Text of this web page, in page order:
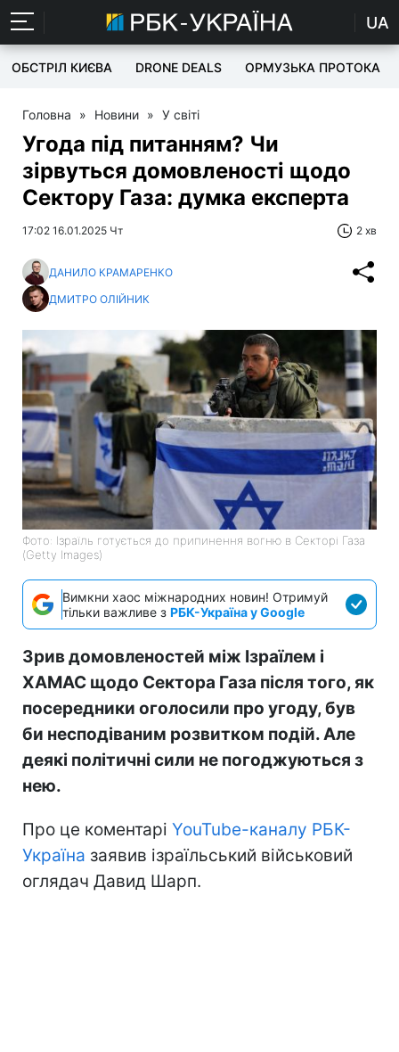
UA
ОБСТРІЛ КИЄВА DRONE DEALS ОРМУЗЬКА ПРОТОКА
Головна » Новини » У світі
Угода під питанням? Чи
зірвуться домовленості щодо
Сектору Газа: думка експерта
17:02 16.01.2025 Чт 2 хв
ДАНИЛО КРАМАРЕНКО
ДМИТРО ОЛІЙНИК
Фото: Ізраїль готується до припинення вогню в Секторі Газа
(Getty Images)
Вимкни хаос міжнародних новин! Отримуй
тільки важливе з РБК-Україна у Google
Зрив домовленостей між Ізраїлем і
ХАМАС щодо Сектора Газа після того, як
посередники оголосили про угоду, був
би несподіваним розвитком подій. Але
деякі політичні сили не погоджуються з
нею.
Про це коментарі YouTube-каналу РБК-
Україна заявив ізраїльський військовий
оглядач Давид Шарп.